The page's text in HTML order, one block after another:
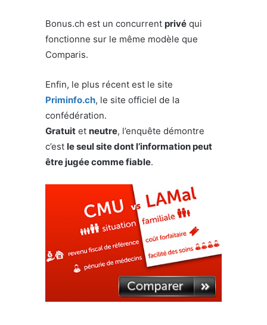
Bonus.ch est un concurrent privé qui
fonctionne sur le même modèle que
Comparis.
Enfin, le plus récent est le site
Priminfo.ch, le site officiel de la
confédération.
Gratuit et neutre, l’enquête démontre
c’est le seul site dont l’information peut
être jugée comme fiable.